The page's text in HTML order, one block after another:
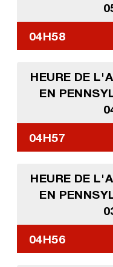
04H58
HEURE DE
EN
04H57
HEURE DE
EN
04H56